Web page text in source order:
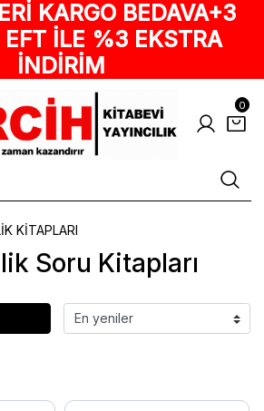
KARGO BEDAVA+3
İLE %3 EKSTRA
İNDİRİM
0
Soru Kitapları
KİTAPLARI